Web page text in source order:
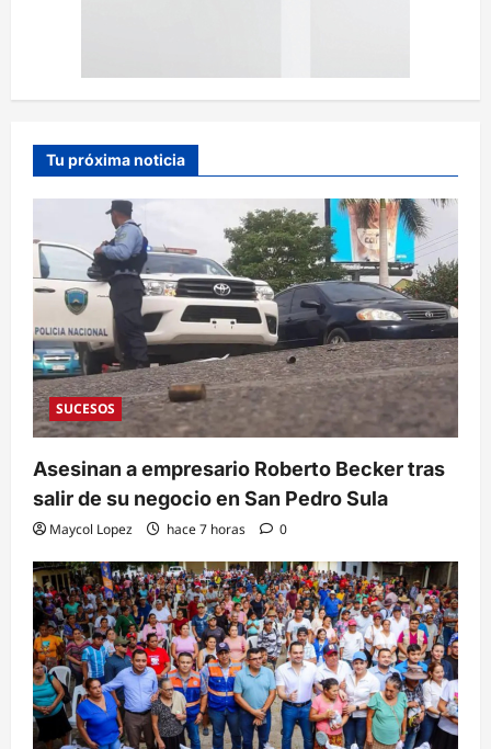
Tu próxima noticia
SUCESOS
Asesinan a empresario Roberto Becker tras
salir de su negocio en San Pedro Sula
Maycol Lopez hace 7 horas 0